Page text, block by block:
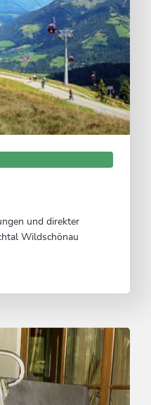
und direkter
Wildschönau